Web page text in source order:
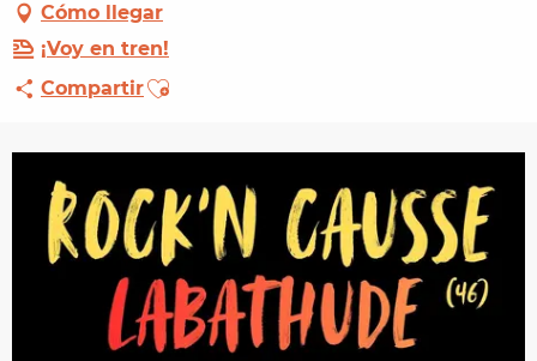
Cómo llegar
¡Voy en tren!
CompartirAjouter aux favoris